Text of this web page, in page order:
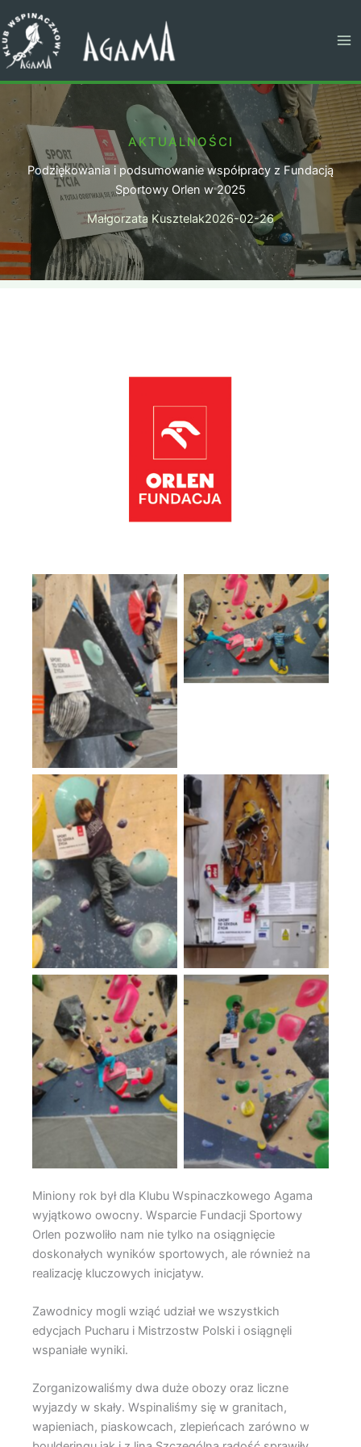
do
treści
AKTUALNOŚCI
Podziękowania i podsumowanie współpracy z Fundacją
Sportowy Orlen w 2025
Małgorzata Kusztelak2026-02-26
Brak podpisu
Brak podpisu
Brak podpisu Brak podpisu
Brak podpisu Brak podpisu
Miniony rok był dla Klubu Wspinaczkowego Agama
wyjątkowo owocny. Wsparcie Fundacji Sportowy
Orlen pozwoliło nam nie tylko na osiągnięcie
doskonałych wyników sportowych, ale również na
realizację kluczowych inicjatyw.
Zawodnicy mogli wziąć udział we wszystkich
edycjach Pucharu i Mistrzostw Polski i osiągnęli
wspaniałe wyniki.
Zorganizowaliśmy dwa duże obozy oraz liczne
wyjazdy w skały. Wspinaliśmy się w granitach,
wapieniach, piaskowcach, zlepieńcach zarówno w